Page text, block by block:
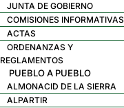
JUNTA DE GOBIERNO
COMISIONES INFORMATIVAS
ACTAS
ORDENANZAS Y
REGLAMENTOS
PUEBLO A PUEBLO
ALMONACID DE LA SIERRA
ALPARTIR